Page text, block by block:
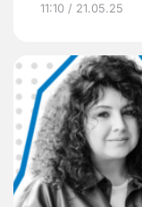
11:10 / 21.05.25